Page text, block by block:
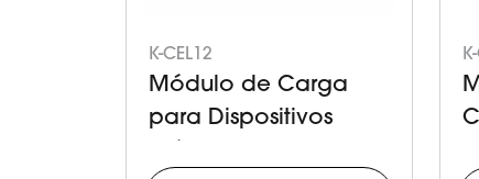
K-CEL12
Módulo de Carga
para Dispositivos
Móviles